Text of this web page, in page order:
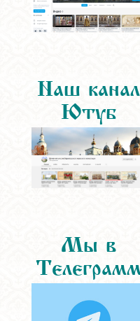
Наш канал
Ютуб
Мы в
Телеграмм